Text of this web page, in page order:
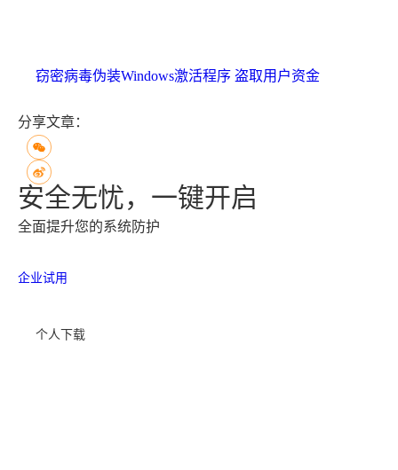
窃密病毒伪装Windows激活程序 盗取用户资金
分享文章：
安全无忧，一键开启
全面提升您的系统防护
企业试用
个人下载